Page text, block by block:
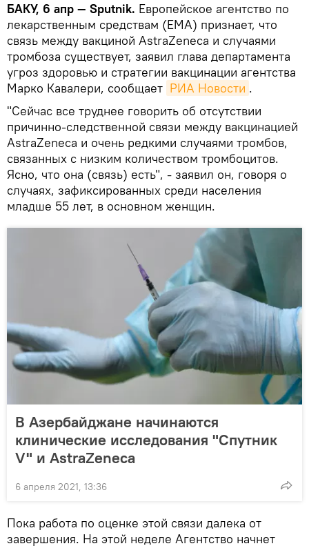
БАКУ, 6 апр — Sputnik. Европейское агентство по
лекарственным средствам (ЕМА) признает, что
связь между вакциной AstraZeneca и случаями
тромбоза существует, заявил глава департамента
угроз здоровью и стратегии вакцинации агентства
Марко Кавалери, сообщает РИА Новости .
"Сейчас все труднее говорить об отсутствии
причинно-следственной связи между вакцинацией
AstraZeneca и очень редкими случаями тромбов,
связанных с низким количеством тромбоцитов.
Ясно, что она (связь) есть", - заявил он, говоря о
случаях, зафиксированных среди населения
младше 55 лет, в основном женщин.
В Азербайджане начинаются
клинические исследования "Спутник
V" и AstraZeneca
6 апреля 2021, 13:36
Пока работа по оценке этой связи далека от
завершения. На этой неделе Агентство начнет